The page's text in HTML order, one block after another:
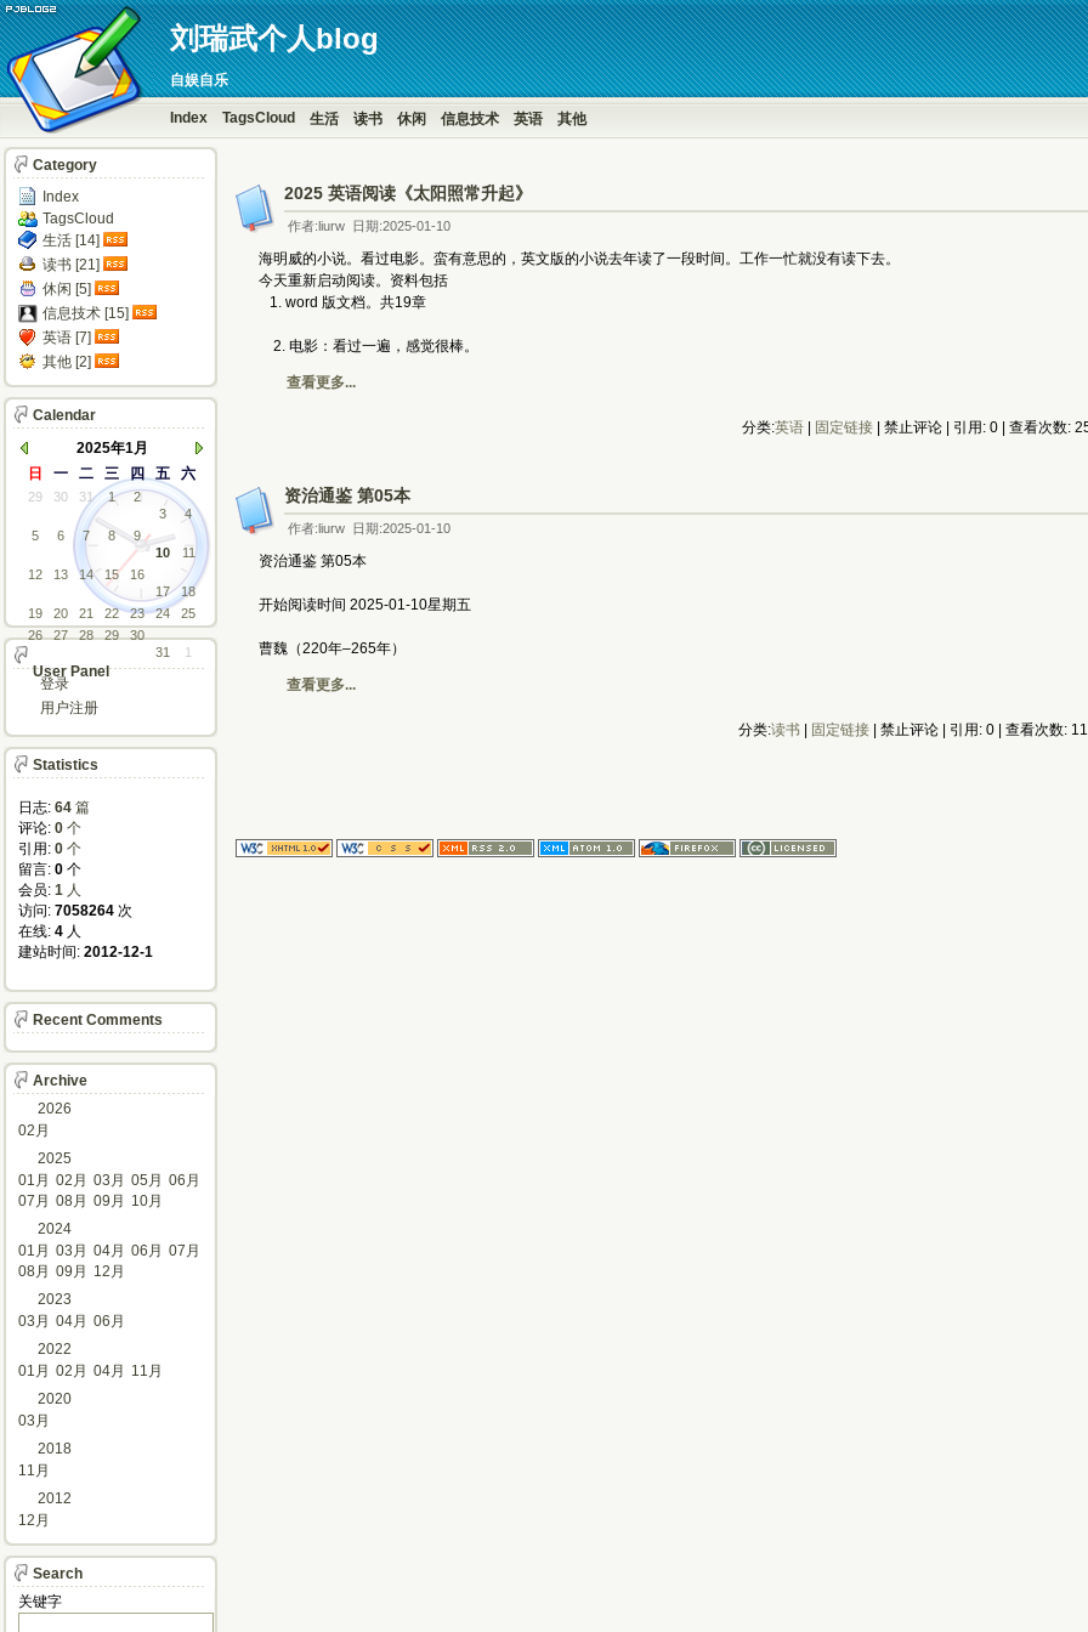
刘瑞武个人blog
自娱自乐
Index TagsCloud 生活 读书 休闲 信息技术 英语 其他
2025 英语阅读《太阳照常升起》
作者:liurw 日期:2025-01-10
海明威的小说。看过电影。蛮有意思的，英文版的小说去年读了一段时间。工作一忙就没有读下去。
今天重新启动阅读。资料包括
1. word 版文档。共19章
2. 电影：看过一遍，感觉很棒。
查看更多...
分类:英语 固定链接 | 禁止评论 | 引用: 0 | 查看次数:
资治通鉴 第05本
作者:liurw 日期:2025-01-10
资治通鉴 第05本
开始阅读时间 2025-01-10星期五
曹魏（220年–265年）
查看更多...
分类:读书| 固定链接| 禁止评论 | 引用: 0 | 查看次数:
Category
Index
TagsCloud
生活 [14]
读书 [21]
休闲 [5]
信息技术 [15]
英语 [7]
其他 [2]
Calendar
2025年1月
日
一 二 三 四 五 六
29 30 31 1
2
3
4
5
6 7 8
9
10
11
12
13 14 15
16
17
18
19
20 21 22 23 24
25
26
27 28 29
30
31
1
User Panel
登录
用户注册
Statistics
日志: 64 篇
评论: 0 个
引用: 0 个
留言: 0 个
会员: 1 人
访问: 7058264 次
在线: 4 人
建站时间: 2012-12-1
Recent Comments
Archive
2026
02月
2025
01月 02月 03月 05月 06月
07月 08月 09月
10月
2024
01月 03月 04月 06月 07月
08月 09月
12月
2023
03月 04月 06月
2022
01月 02月 04月
11月
2020
03月
2018
11月
2012
12月
Search
关键字